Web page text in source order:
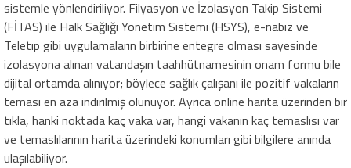
sistemle yönlendiriliyor. Filyasyon ve İzolasyon Takip Sistemi
(FİTAS) ile Halk Sağlığı Yönetim Sistemi (HSYS), e-nabız ve
Teletıp gibi uygulamaların birbirine entegre olması sayesinde
izolasyona alınan vatandaşın taahhütnamesinin onam formu bile
dijital ortamda alınıyor; böylece sağlık çalışanı ile pozitif vakaların
teması en aza indirilmiş olunuyor. Ayrıca online harita üzerinden bir
tıkla, hanki noktada kaç vaka var, hangi vakanın kaç temaslısı var
ve temaslılarının harita üzerindeki konumları gibi bilgilere anında
ulaşılabiliyor.